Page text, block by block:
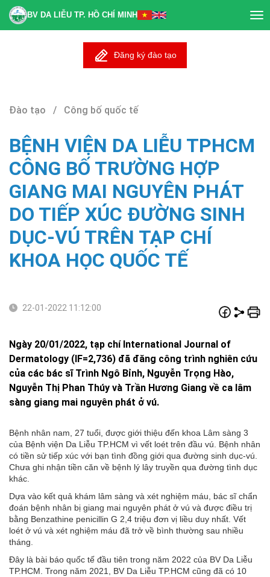
BV DA LIỄU TP. HỒ CHÍ MINH
Đăng ký đào tạo
Đào tạo / Công bố quốc tế
BỆNH VIỆN DA LIỄU TPHCM
CÔNG BỐ TRƯỜNG HỢP
GIANG MAI NGUYÊN PHÁT
DO TIẾP XÚC ĐƯỜNG SINH
DỤC-VÚ TRÊN TẠP CHÍ
KHOA HỌC QUỐC TẾ
22-01-2022 11:12:00
Ngày 20/01/2022, tạp chí International Journal of
Dermatology (IF=2,736) đã đăng công trình nghiên cứu
của các bác sĩ Trình Ngô Bỉnh, Nguyễn Trọng Hào,
Nguyễn Thị Phan Thúy và Trần Hương Giang về ca lâm
sàng giang mai nguyên phát ở vú.
Bệnh nhân nam, 27 tuổi, được giới thiệu đến khoa Lâm sàng 3
của Bệnh viện Da Liễu TP.HCM vì vết loét trên đầu vú. Bệnh nhân
có tiền sử tiếp xúc với bạn tình đồng giới qua đường sinh dục-vú.
Chưa ghi nhận tiền căn về bệnh lý lây truyền qua đường tình dục
khác.
Dựa vào kết quả khám lâm sàng và xét nghiệm máu, bác sĩ chẩn
đoán bệnh nhân bị giang mai nguyên phát ở vú và được điều trị
bằng Benzathine penicillin G 2,4 triệu đơn vị liều duy nhất. Vết
loét ở vú và xét nghiệm máu đã trở về bình thường sau nhiều
tháng.
Đây là bài báo quốc tế đầu tiên trong năm 2022 của BV Da Liễu
TP.HCM. Trong năm 2021, BV Da Liễu TP.HCM cũng đã có 10